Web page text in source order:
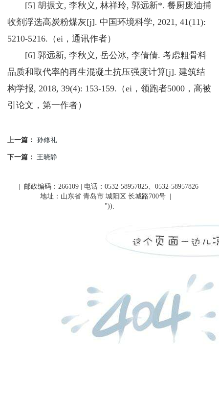
[5] 胡振文, 李秋义, 林祥玲, 郭远新*. 餐厨废油捕
收剂浮选高炭粉煤灰[j]. 中国环境科学, 2021, 41(11):
5210-5216.（ei，通讯作者）
[6] 郭远新, 李秋义, 岳公冰, 李倩倩. 考虑粗骨料
品质和取代率的再生混凝土抗压强度计算[j]. 建筑结
构学报, 2018, 39(4): 153-159.（ei，领跑者5000，高被
引论文，第一作者）
上一篇： 孙修礼
下一篇： 王晓静
| 邮政编码：266109 | 电话：0532-58957825、0532-58957826
地址：山东省 青岛市 城阳区 长城路700号
"));